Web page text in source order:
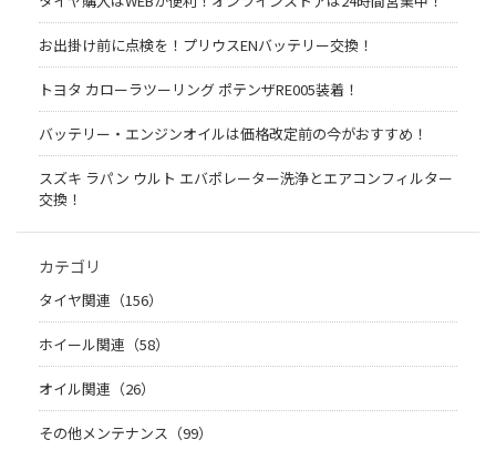
お出掛け前に点検を！プリウスENバッテリー交換！
トヨタ カローラツーリング ポテンザRE005装着！
バッテリー・エンジンオイルは価格改定前の今がおすすめ！
スズキ ラパン ウルト エバポレーター洗浄とエアコンフィルター
交換！
カテゴリ
タイヤ関連（156）
ホイール関連（58）
オイル関連（26）
その他メンテナンス（99）